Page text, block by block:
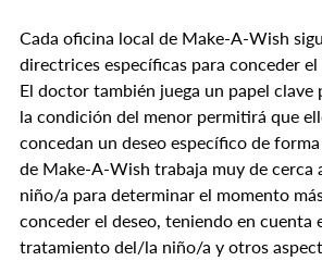
Cada oficina local de Make-A-Wish
directrices específicas para conceder el
El doctor también juega un papel clave
la condición del menor permitirá que
concedan un deseo específico de
de Make-A-Wish trabaja muy de cerca
niño/a para determinar el momento
conceder el deseo, teniendo en cuenta
tratamiento del/la niño/a y otros